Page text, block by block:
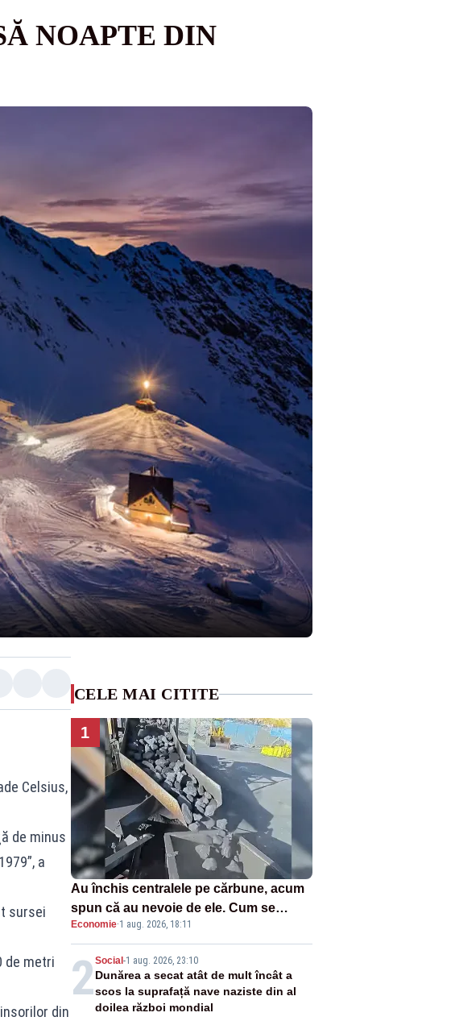
NOAPTE DIN
Celsius,
de minus
a
sursei
de metri
din
CELE MAI CITITE
1
Au închis centralele pe cărbune, acum
spun că au nevoie de ele. Cum se
pasează vina în plină criză energetică
Economie·1 aug. 2026, 18:11
2Social -1 aug. 2026, 23:10
Dunărea a secat atât de mult încât a
scos la suprafață nave naziste din al
doilea război mondial